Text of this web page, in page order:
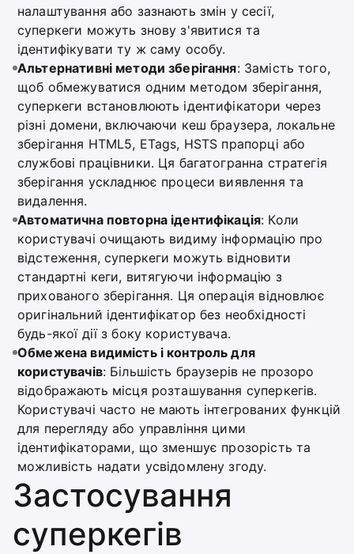
налаштування або зазнають змін у сесії,
суперкеги можуть знову з'явитися та
ідентифікувати ту ж саму особу.
Альтернативні методи зберігання: Замість того,
щоб обмежуватися одним методом зберігання,
суперкеги встановлюють ідентифікатори через
різні домени, включаючи кеш браузера, локальне
зберігання HTML5, ETags, HSTS прапорці або
службові працівники. Ця багатогранна стратегія
зберігання ускладнює процеси виявлення та
видалення.
Автоматична повторна ідентифікація: Коли
користувачі очищають видиму інформацію про
відстеження, суперкеги можуть відновити
стандартні кеги, витягуючи інформацію з
прихованого зберігання. Ця операція відновлює
оригінальний ідентифікатор без необхідності
будь-якої дії з боку користувача.
Обмежена видимість і контроль для
користувачів: Більшість браузерів не прозоро
відображають місця розташування суперкегів.
Користувачі часто не мають інтегрованих функцій
для перегляду або управління цими
ідентифікаторами, що зменшує прозорість та
можливість надати усвідомлену згоду.
Застосування
суперкегів